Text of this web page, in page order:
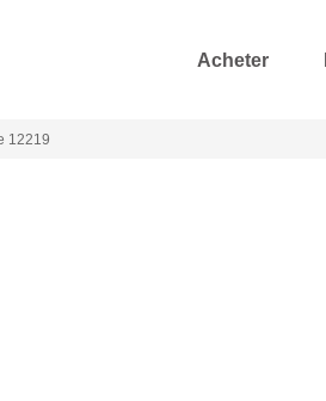
Acheter
12219